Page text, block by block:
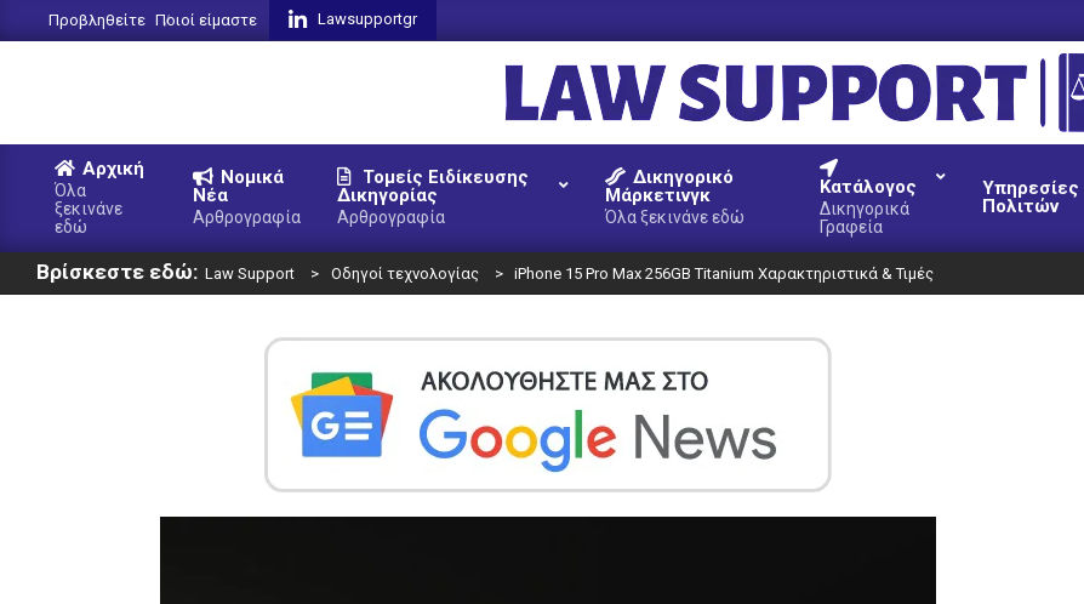
to
Προβληθείτε Ποιοί είμαστε Lawsupportgr
LAW
SUPPORT
Primary
Menu
Αρχική
Όλα
ξεκινάνε
εδώ
Νομικά
Νέα
Αρθρογραφία
Τομείς Ειδίκευσης
Δικηγορίας
Αρθρογραφία
Δικηγορικό
Μάρκετινγκ
Όλα ξεκινάνε εδώ
Κατάλογος
Δικηγορικά
Γραφεία
Υπηρεσίες
Πολιτών
Βρίσκεστε εδώ: Law Support > Οδηγοί τεχνολογίας > iPhone 15 Pro Max 256GB Titanium Χαρακτηριστικά & Τιμές